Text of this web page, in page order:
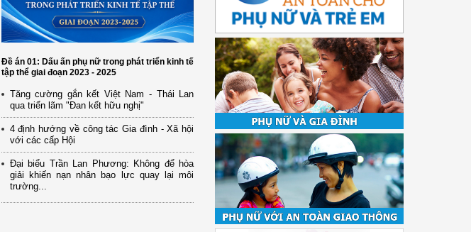
Đề án 01: Dấu ấn phụ nữ trong phát triển kinh tế
tập thể giai đoạn 2023 - 2025
Tăng cường gắn kết Việt Nam - Thái Lan
qua triển lãm "Đan kết hữu nghị"
4 định hướng về công tác Gia đình - Xã hội
với các cấp Hội
Đại biểu Trần Lan Phương: Không để hòa
giải khiến nạn nhân bạo lực quay lại môi
trường...